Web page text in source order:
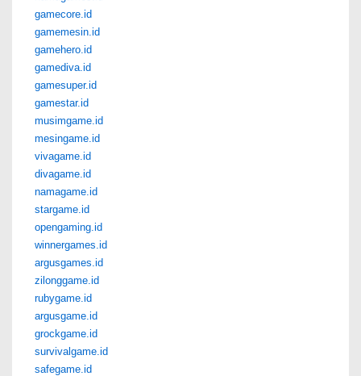
gamecore.id
gamemesin.id
gamehero.id
gamediva.id
gamesuper.id
gamestar.id
musimgame.id
mesingame.id
vivagame.id
divagame.id
namagame.id
stargame.id
opengaming.id
winnergames.id
argusgames.id
zilonggame.id
rubygame.id
argusgame.id
grockgame.id
survivalgame.id
safegame.id